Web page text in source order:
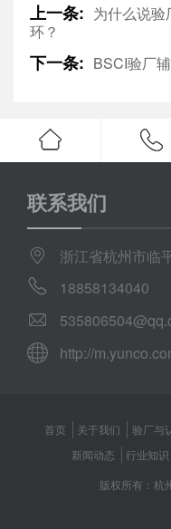
上一条: 为什么说
环？
下一条: ​BSCI验厂
联系我们
浙江省杭州市临
18858134040
http://
首页 关于我们 验厂与
新闻动态
行业知识
版权所有：杭